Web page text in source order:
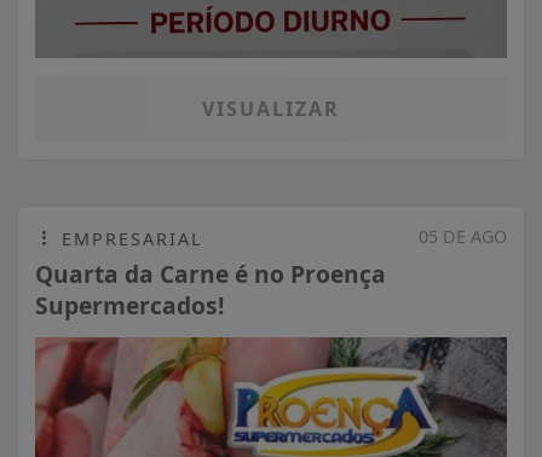
VISUALIZAR
05 DE AGO
EMPRESARIAL
Quarta da Carne é no Proença
Supermercados!